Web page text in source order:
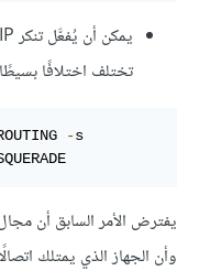
تختلف اختلافًا
-